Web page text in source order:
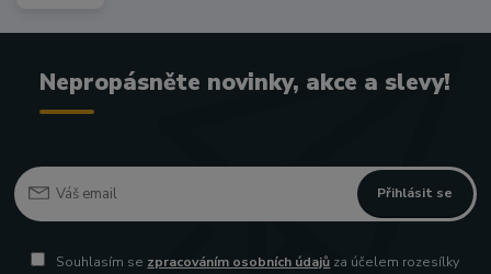
Nepropásněte novinky, akce a slevy!
Přihlásit se
Souhlasím se zpracováním osobních údajů za účelem rozesílky